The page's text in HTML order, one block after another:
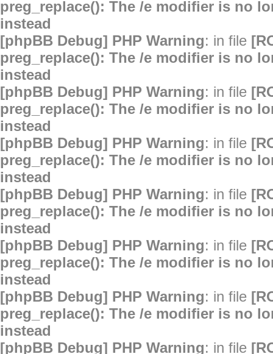
preg_replace(): The /e modifier is no
instead
[phpBB Debug] PHP Warning: in file
preg_replace(): The /e modifier is no
instead
[phpBB Debug] PHP Warning: in file
preg_replace(): The /e modifier is no
instead
[phpBB Debug] PHP Warning: in file
preg_replace(): The /e modifier is no
instead
[phpBB Debug] PHP Warning: in file
preg_replace(): The /e modifier is no
instead
[phpBB Debug] PHP Warning: in file
preg_replace(): The /e modifier is no
instead
[phpBB Debug] PHP Warning: in file
preg_replace(): The /e modifier is no
instead
[phpBB Debug] PHP Warning: in file